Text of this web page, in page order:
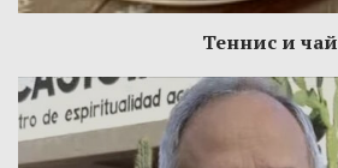
Теннис и чай